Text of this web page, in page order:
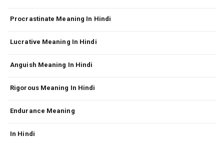
Procrastinate Meaning In Hindi
Lucrative Meaning In Hindi
Anguish Meaning In Hindi
Rigorous Meaning In Hindi
Endurance Meaning
In Hindi